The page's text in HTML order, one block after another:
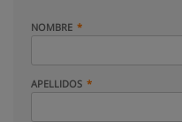
NOMBRE
APELLIDOS